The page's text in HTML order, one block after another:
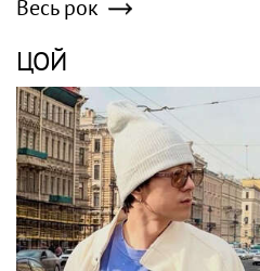
Весь рок
ЦОЙ